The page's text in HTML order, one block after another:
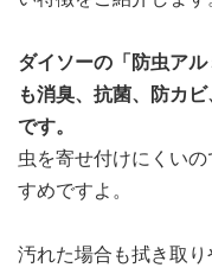
ダイソーの「防虫ア
も消臭、抗菌、防カ
です。
虫を寄せ付けにくい
すめですよ。
汚れた場合も拭き取り